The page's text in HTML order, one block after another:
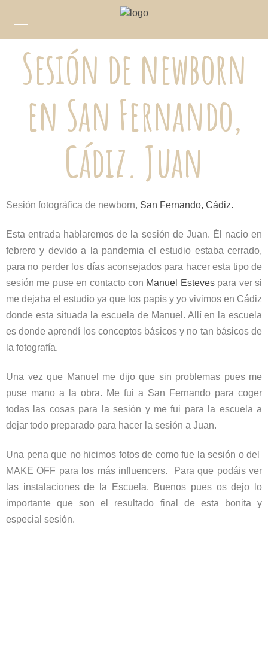
Sesión de newborn
en San Fernando,
Cádiz. Juan
Sesión fotográfica de newborn, San Fernando, Cádiz.
Esta entrada hablaremos de la sesión de Juan. Él nacio en
febrero y devido a la pandemia el estudio estaba cerrado,
para no perder los días aconsejados para hacer esta tipo de
sesión me puse en contacto con Manuel Estevespara ver si
me dejaba el estudio ya que los papis y yo vivimos en Cádiz
donde esta situada la escuela de Manuel. Allí en la escuela
es donde aprendí los conceptos básicos y no tan básicos de
la fotografía.
Una vez que Manuel me dijo que sin problemas pues me
puse mano a la obra. Me fui a San Fernando para coger
todas las cosas para la sesión y me fui para la escuela a
dejar todo preparado para hacer la sesión a Juan.
Una pena que no hicimos fotos de como fue la sesión o del
MAKE OFF para los más influencers. Para que podáis ver
las instalaciones de la Escuela. Buenos pues os dejo lo
importante que son el resultado final de esta bonita y
especial sesión.